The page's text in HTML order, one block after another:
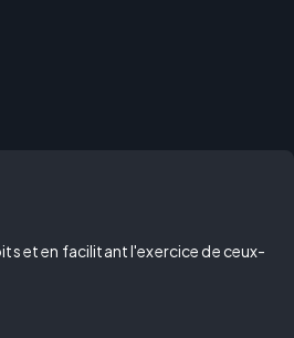
et en facilitant l'exercice de ceux-